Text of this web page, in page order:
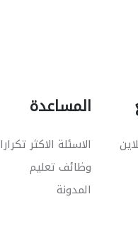
المساعدة
الاسئلة الاكثر تكرارا
وظائف تعليم
المدونة